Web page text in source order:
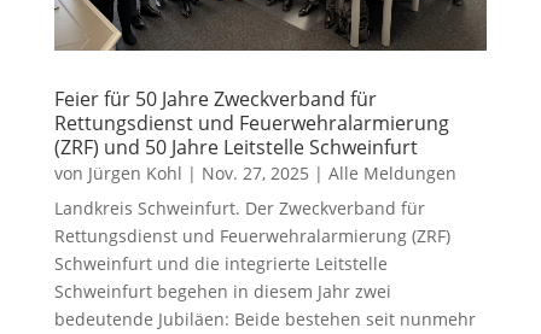
Feier für 50 Jahre Zweckverband für
Rettungsdienst und Feuerwehralarmierung
(ZRF) und 50 Jahre Leitstelle Schweinfurt
von Jürgen Kohl | Nov. 27, 2025 | Alle Meldungen
Landkreis Schweinfurt. Der Zweckverband für
Rettungsdienst und Feuerwehralarmierung (ZRF)
Schweinfurt und die integrierte Leitstelle
Schweinfurt begehen in diesem Jahr zwei
bedeutende Jubiläen: Beide bestehen seit nunmehr